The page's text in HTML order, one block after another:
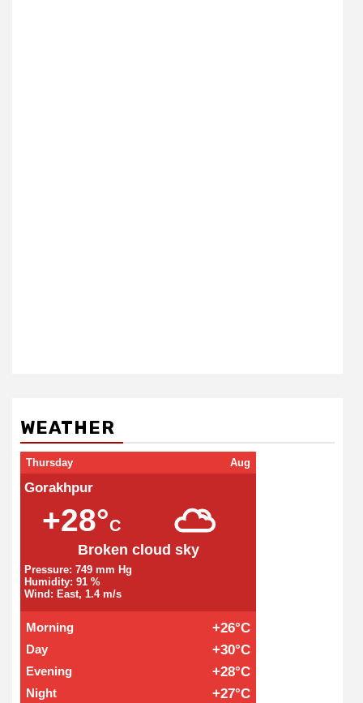
WEATHER
Thursday Aug
Gorakhpur
+28°C
Broken cloud sky
Pressure: 749 mm Hg
Humidity: 91 %
Wind: East, 1.4 m/s
Morning +26°C
Day +30°C
Evening +28°C
Night +27°C